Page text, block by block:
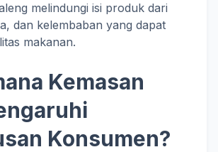
melindungi isi produk dari
dan kelembaban yang dapat
makanan.
Kemasan
Konsumen?